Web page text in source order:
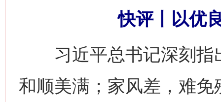
快评丨以优
习近平总书记深刻指
和顺美满；家风差，难